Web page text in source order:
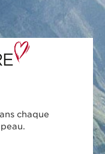
chaque